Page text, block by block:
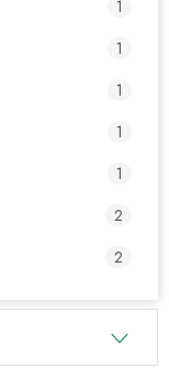
1
1
1
1
1
2
2